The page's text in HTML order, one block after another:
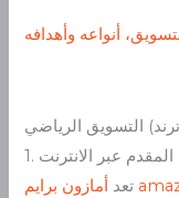
أنواعه وأهدافه
تعد أمازون برايم